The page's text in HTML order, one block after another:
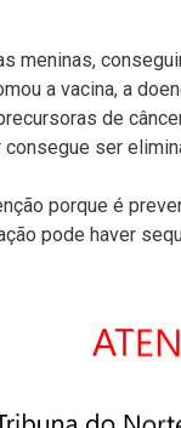
meninas,
a vacina, a
de
ser
porque é
pode haver
doença de quem
trabalhar para
e, em
Poupatempo